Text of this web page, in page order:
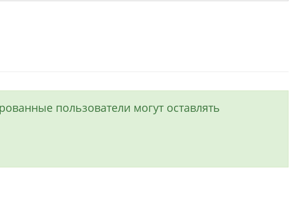
пользователи могут оставлять